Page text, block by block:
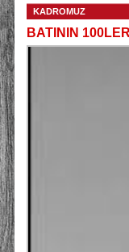
KADROMUZ
BATININ 100LERİ